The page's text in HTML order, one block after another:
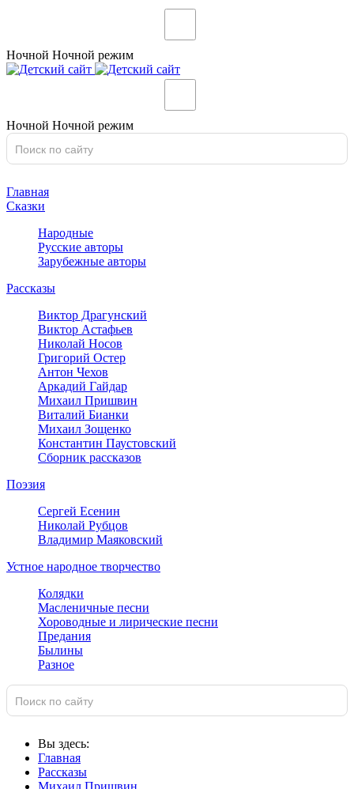
Ночной Ночной режим
Ночной Ночной режим
Главная
Сказки
Народные
Русские авторы
Зарубежные авторы
Рассказы
Виктор Драгунский
Виктор Астафьев
Николай Носов
Григорий Остер
Антон Чехов
Аркадий Гайдар
Михаил Пришвин
Виталий Бианки
Михаил Зощенко
Константин Паустовский
Сборник рассказов
Поэзия
Сергей Есенин
Николай Рубцов
Владимир Маяковский
Устное народное творчество
Колядки
Масленичные песни
Хороводные и лирические песни
Предания
Былины
Разное
Вы здесь:
Главная
Рассказы
Михаил Пришвин